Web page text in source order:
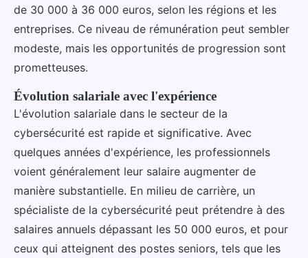
de 30 000 à 36 000 euros, selon les régions et les
entreprises. Ce niveau de rémunération peut sembler
modeste, mais les opportunités de progression sont
prometteuses.
Évolution salariale avec l'expérience
L'évolution salariale dans le secteur de la
cybersécurité est rapide et significative. Avec
quelques années d'expérience, les professionnels
voient généralement leur salaire augmenter de
manière substantielle. En milieu de carrière, un
spécialiste de la cybersécurité peut prétendre à des
salaires annuels dépassant les 50 000 euros, et pour
ceux qui atteignent des postes seniors, tels que les